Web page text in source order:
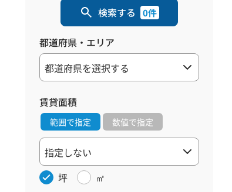
検索する 0件
都道府県・エリア
賃貸面積
範囲で指定 数値で指定
坪 ㎡